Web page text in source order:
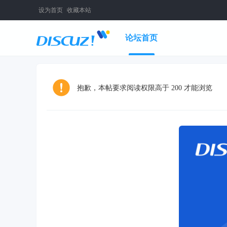
设为首页 收藏本站
论坛首页
抱歉，本帖要求阅读权限高于 200 才能浏览